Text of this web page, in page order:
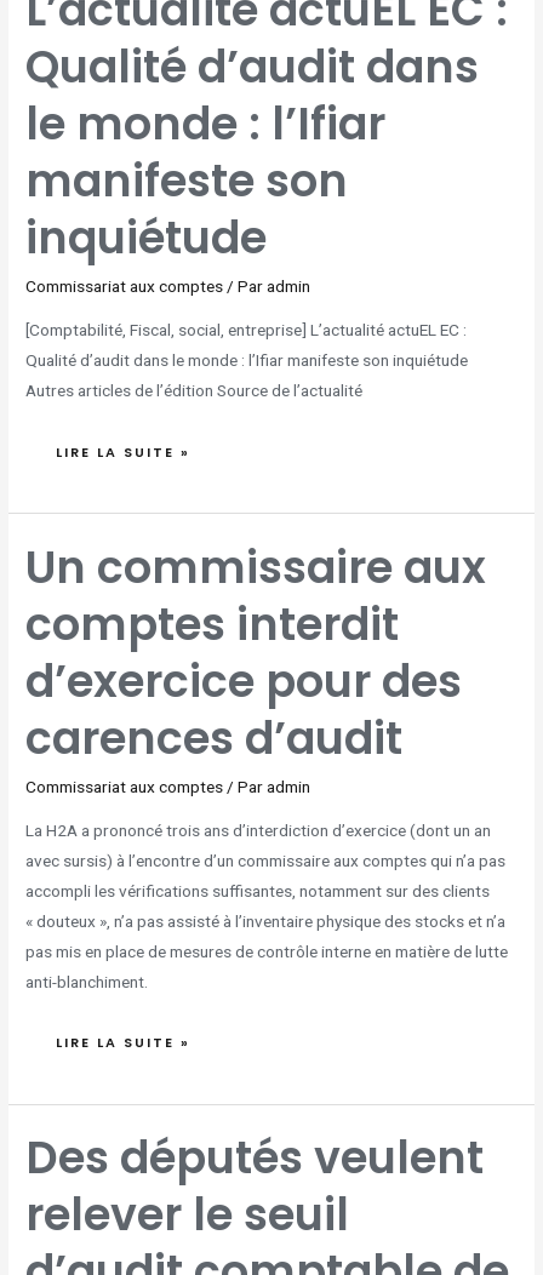
Qualité d’audit dans
le monde : l’Ifiar
manifeste son
inquiétude
Commissariat aux comptes/ Paradmin
[Comptabilité, Fiscal, social, entreprise] L’actualité actuEL EC :
Qualité d’audit dans le monde : l’Ifiar manifeste son inquiétude
Autres articles de l’édition Source de l’actualité
SON
INQUIÉTUDE
LIRE LA SUITE »
Un commissaire aux
comptes interdit
d’exercice pour des
carences d’audit
Commissariat aux comptes / Paradmin
La H2A a prononcé trois ans d’interdiction d’exercice (dont un an
avec sursis) à l’encontre d’un commissaire aux comptes qui n’a pas
accompli les vérifications suffisantes, notamment sur des clients
« douteux », n’a pas assisté à l’inventaire physique des stocks et n’a
pas mis en place de mesures de contrôle interne en matière de lutte
anti-blanchiment.
COMMISSAIRE
AUX
COMPTES
POUR
DES
CARENCES
LIRE LA SUITE »
Des députés veulent
relever le seuil
DÉPUTÉS
VEULENT
RELEVER
SEUIL
D’AUDIT
COMPTABLE
DE
ORGANISMES
DU